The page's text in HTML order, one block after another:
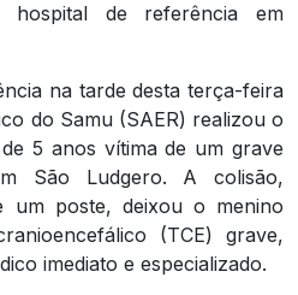
de referência em
na tarde desta terça-feira
do Samu (SAER) realizou o
5 anos vítima de um grave
São Ludgero. A colisão,
um poste, deixou o menino
(TCE) grave,
imediato e especializado.